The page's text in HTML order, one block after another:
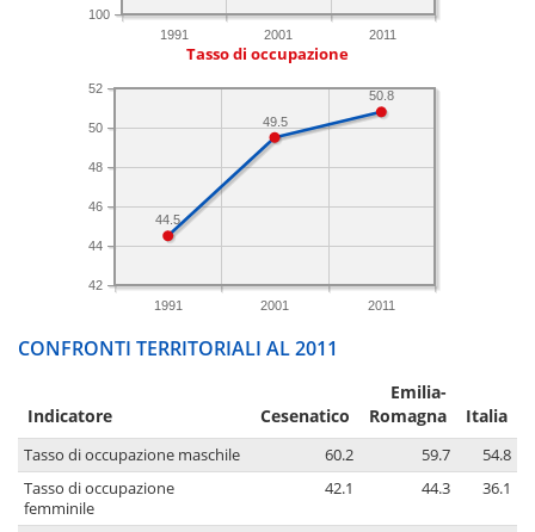
1991 2001 2011
100
Tasso di occupazione
1991 2001 2011
42
44
46
48
50
52
50.8
49.5
44.5
CONFRONTI TERRITORIALI AL 2011
Indicatore Cesenatico
Emilia-
Romagna
Italia
Tasso di occupazione maschile 60.2 59.7
54.8
Tasso di occupazione
femminile
42.1 44.3 36.1